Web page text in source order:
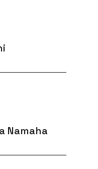
Namaha